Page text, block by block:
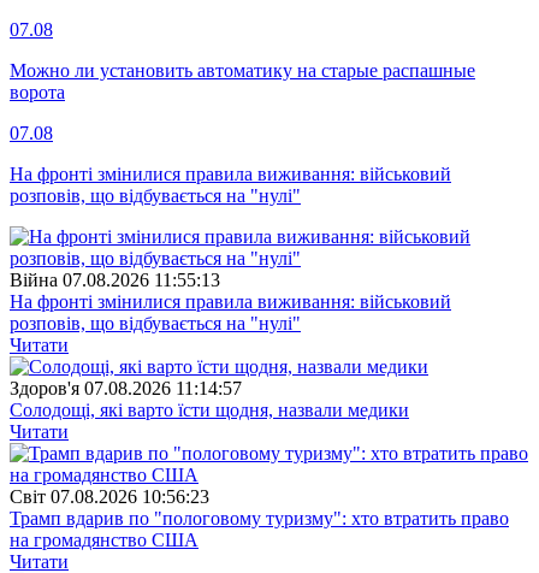
07.08
Можно ли установить автоматику на старые распашные
ворота
07.08
На фронті змінилися правила виживання: військовий
розповів, що відбувається на "нулі"
Війна 07.08.2026 11:55:13
На фронті змінилися правила виживання: військовий
розповів, що відбувається на "нулі"
Читати
Здоров'я 07.08.2026 11:14:57
Солодощі, які варто їсти щодня, назвали медики
Читати
Свiт 07.08.2026 10:56:23
Трамп вдарив по "пологовому туризму": хто втратить право
на громадянство США
Читати